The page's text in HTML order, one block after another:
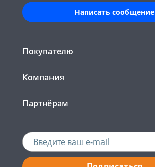
Написать сообщение
Покупателю
Компания
Партнёрам